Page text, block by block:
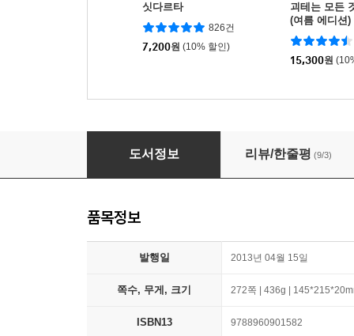
싯다르타
826건
7,200원 (10% 할인)
괴테는 모든
(여름 에디션)
15,300원
나라는 여자
도서정보 리뷰/한줄평 (9/3)
품목정보
발행일 2013년 04월 15일
쪽수, 무게, 크기 272쪽 | 436g |
ISBN13 9788960901582